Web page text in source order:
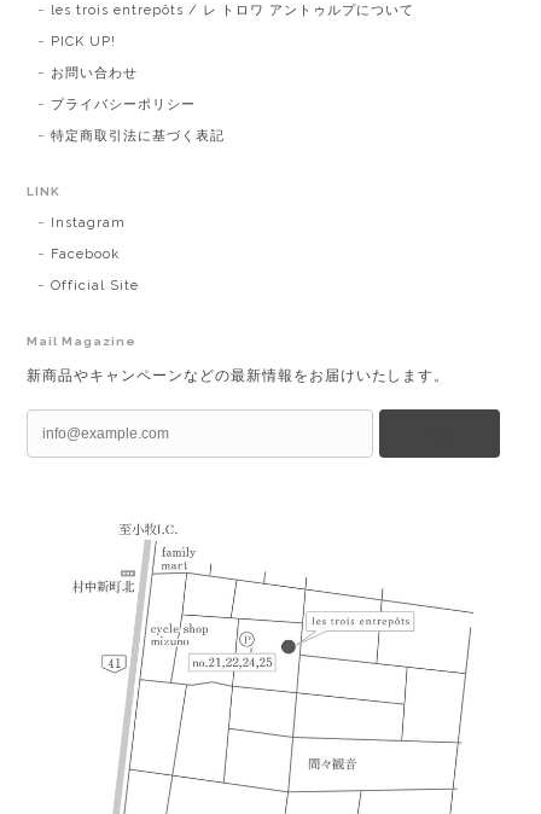
les trois entrepôts / レ トロワ アントゥルプについて
PICK UP!
お問い合わせ
プライバシーポリシー
特定商取引法に基づく表記
LINK
Instagram
Facebook
Official Site
Mail Magazine
新商品やキャンペーンなどの最新情報をお届けいたします。